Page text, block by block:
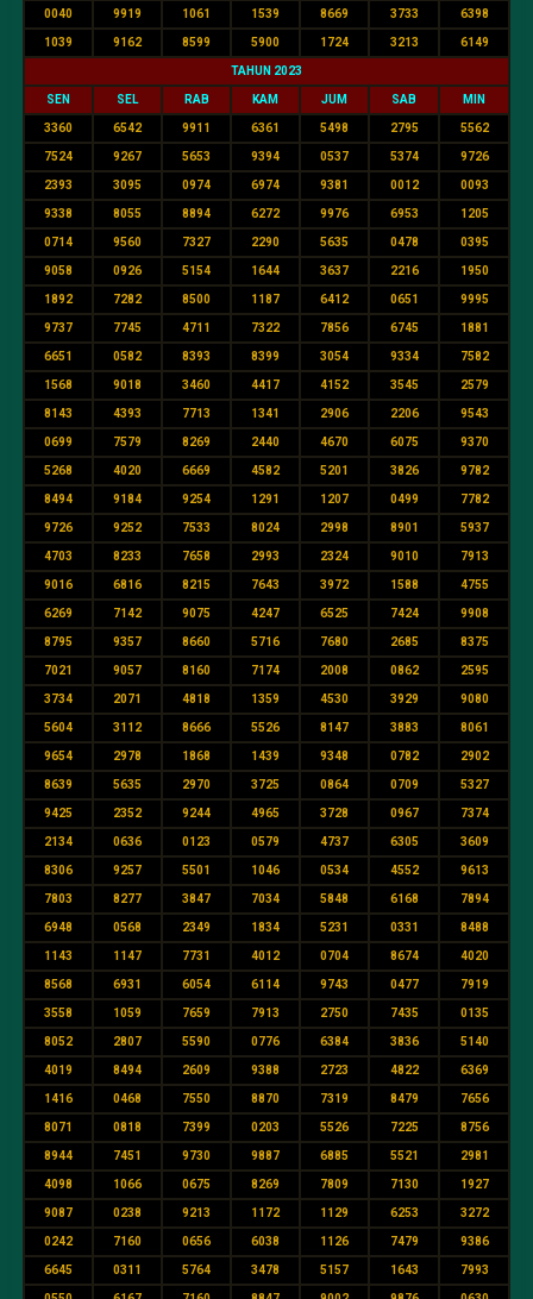
0040 9919 1061 1539 8669 3733 6398
1039 9162 8599 5900 1724 3213 6149
TAHUN 2023
SEN SEL RAB KAM JUM SAB MIN
3360 6542 9911 6361 5498 2795 5562
7524 9267 5653 9394 0537 5374 9726
2393 3095 0974 6974 9381 0012 0093
9338 8055 8894 6272 9976 6953 1205
0714 9560 7327 2290 5635 0478 0395
9058 0926 5154 1644 3637 2216 1950
1892 7282 8500 1187 6412 0651 9995
9737 7745 4711 7322 7856 6745 1881
6651 0582 8393 8399 3054 9334 7582
1568 9018 3460 4417 4152 3545 2579
8143 4393 7713 1341 2906 2206 9543
0699 7579 8269 2440 4670 6075 9370
5268 4020 6669 4582 5201 3826 9782
8494 9184 9254 1291 1207 0499 7782
9726 9252 7533 8024 2998 8901 5937
4703 8233 7658 2993 2324 9010 7913
9016 6816 8215 7643 3972 1588 4755
6269 7142 9075 4247 6525 7424 9908
8795 9357 8660 5716 7680 2685 8375
7021 9057 8160 7174 2008 0862 2595
3734 2071 4818 1359 4530 3929 9080
5604 3112 8666 5526 8147 3883 8061
9654 2978 1868 1439 9348 0782 2902
8639 5635 2970 3725 0864 0709 5327
9425 2352 9244 4965 3728 0967 7374
2134 0636 0123 0579 4737 6305 3609
8306 9257 5501 1046 0534 4552 9613
7803 8277 3847 7034 5848 6168 7894
6948 0568 2349 1834 5231 0331 8488
1143 1147 7731 4012 0704 8674 4020
8568 6931 6054 6114 9743 0477 7919
3558 1059 7659 7913 2750 7435 0135
8052 2807 5590 0776 6384 3836 5140
4019 8494 2609 9388 2723 4822 6369
1416 0468 7550 8870 7319 8479 7656
8071 0818 7399 0203 5526 7225 8756
8944 7451 9730 9887 6885 5521 2981
4098 1066 0675 8269 7809 7130 1927
9087 0238 9213 1172 1129 6253 3272
0242 7160 0656 6038 1126 7479 9386
6645 0311 5764 3478 5157 1643 7993